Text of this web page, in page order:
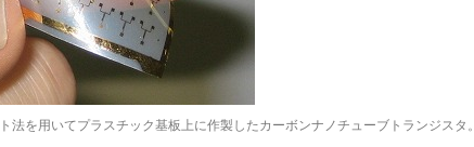
法を用いてプラスチック基板上に作製したカーボンナノチューブトランジスタ。